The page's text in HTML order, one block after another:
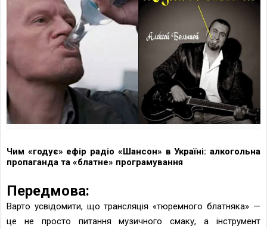
Чим «годує» ефір радіо «Шансон» в Україні: алкогольна
пропаганда та «блатне» програмування
Передмова:
Варто усвідомити, що трансляція «тюремного блатняка» —
це не просто питання музичного смаку, а інструмент